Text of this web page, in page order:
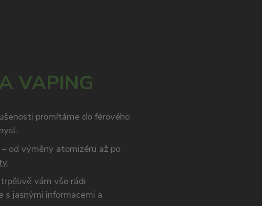
VAPING
promítáme do férového
od výměny atomizéru až po
.
vám vše rádi
s jasnými informacemi a